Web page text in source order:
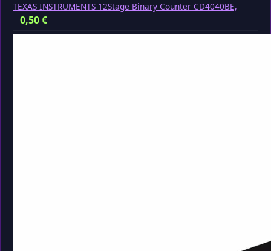
TEXAS INSTRUMENTS 12Stage Binary Counter CD4040BE,
0,50€